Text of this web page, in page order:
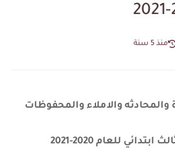
منذ 5 سنة
والمحادثه والاملاء والمحفوظات
للعام 2020-2021